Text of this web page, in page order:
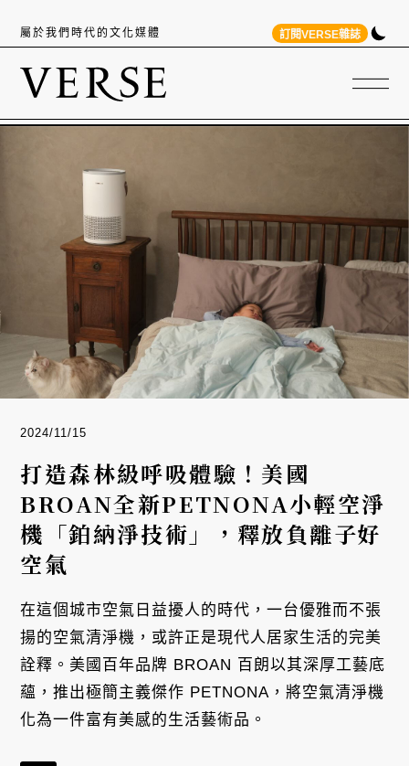
屬於我們時代的文化媒體 訂閱VERSE雜誌
2024/11/15
打造森林級呼吸體驗！美國
BROAN全新PETNONA小輕空淨
機「鉑納淨技術」，釋放負離子好
空氣
在這個城市空氣日益擾人的時代，一台優雅而不張
揚的空氣清淨機，或許正是現代人居家生活的完美
詮釋。美國百年品牌 BROAN 百朗以其深厚工藝底
蘊，推出極簡主義傑作 PETNONA，將空氣清淨機
化為一件富有美感的生活藝術品。